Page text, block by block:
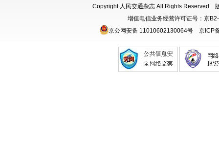
Copyright 人民交通杂志 All Rights Reserved
增值电信业务经营许可证号：京
京公网安备 11010602130064号
京ICP